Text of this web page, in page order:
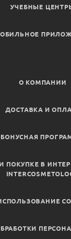
УЧЕБНЫЕ
О КОМПАНИИ
ДОСТАВКА И
БОНУСНАЯ
ПОКУПКЕ В